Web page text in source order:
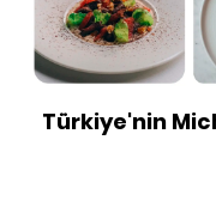
Türkiye'nin